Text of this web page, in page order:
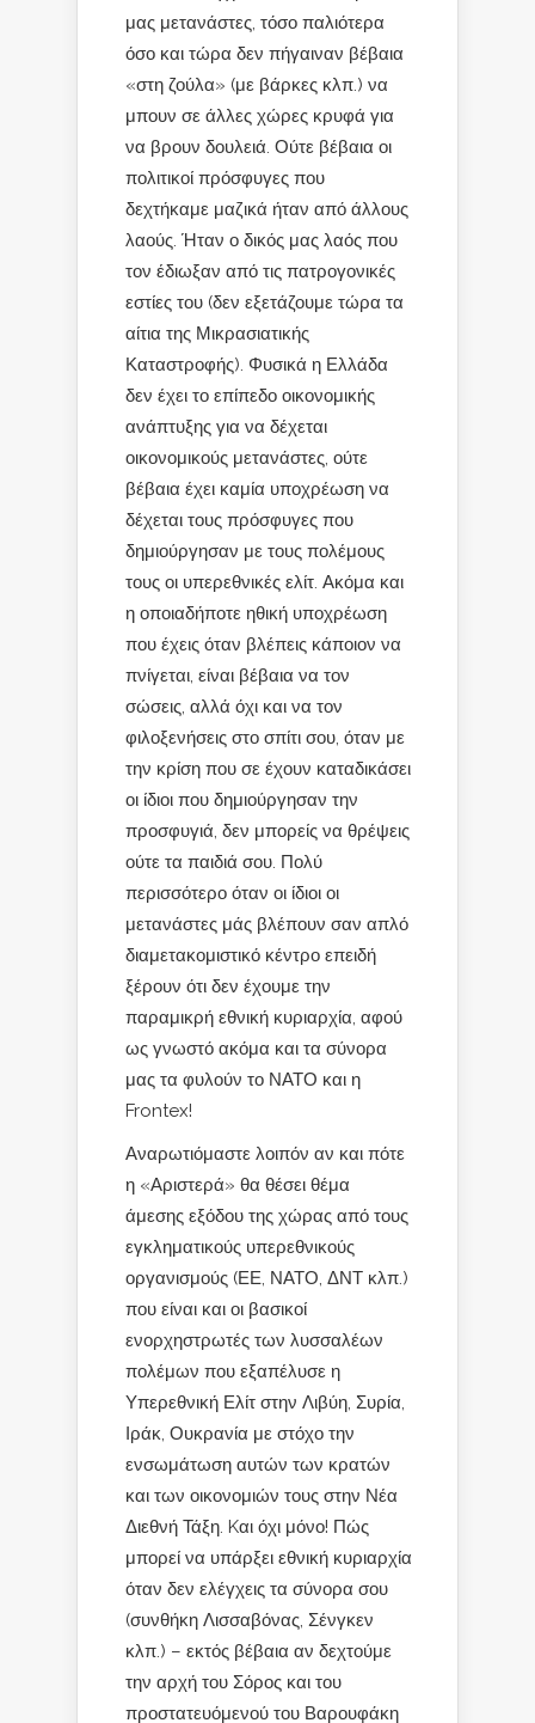
μας μετανάστες, τόσο παλιότερα
όσο και τώρα δεν πήγαιναν βέβαια
«στη ζούλα» (με βάρκες κλπ.) να
μπουν σε άλλες χώρες κρυφά για
να βρουν δουλειά. Ούτε βέβαια οι
πολιτικοί πρόσφυγες που
δεχτήκαμε μαζικά ήταν από άλλους
λαούς. Ήταν ο δικός μας λαός που
τον έδιωξαν από τις πατρογονικές
εστίες του (δεν εξετάζουμε τώρα τα
αίτια της Μικρασιατικής
Καταστροφής). Φυσικά η Ελλάδα
δεν έχει το επίπεδο οικονομικής
ανάπτυξης για να δέχεται
οικονομικούς μετανάστες, ούτε
βέβαια έχει καμία υποχρέωση να
δέχεται τους πρόσφυγες που
δημιούργησαν με τους πολέμους
τους οι υπερεθνικές ελίτ. Ακόμα και
η οποιαδήποτε ηθική υποχρέωση
που έχεις όταν βλέπεις κάποιον να
πνίγεται, είναι βέβαια να τον
σώσεις, αλλά όχι και να τον
φιλοξενήσεις στο σπίτι σου, όταν με
την κρίση που σε έχουν καταδικάσει
οι ίδιοι που δημιούργησαν την
προσφυγιά, δεν μπορείς να θρέψεις
ούτε τα παιδιά σου. Πολύ
περισσότερο όταν οι ίδιοι οι
μετανάστες μάς βλέπουν σαν απλό
διαμετακομιστικό κέντρο επειδή
ξέρουν ότι δεν έχουμε την
παραμικρή εθνική κυριαρχία, αφού
ως γνωστό ακόμα και τα σύνορα
μας τα φυλούν το ΝΑΤΟ και η
Frontex!
Αναρωτιόμαστε λοιπόν αν και πότε
η «Αριστερά» θα θέσει θέμα
άμεσης εξόδου της χώρας από τους
εγκληματικούς υπερεθνικούς
οργανισμούς (ΕΕ, ΝΑΤΟ, ΔΝΤ κλπ.)
που είναι και οι βασικοί
ενορχηστρωτές των λυσσαλέων
πολέμων που εξαπέλυσε η
Υπερεθνική Ελίτ στην Λιβύη, Συρία,
Ιράκ, Ουκρανία με στόχο την
ενσωμάτωση αυτών των κρατών
και των οικονομιών τους στην Νέα
Διεθνή Τάξη. Kαι όχι μόνο! Πώς
μπορεί να υπάρξει εθνική κυριαρχία
όταν δεν ελέγχεις τα σύνορα σου
(συνθήκη Λισσαβόνας, Σένγκεν
κλπ.) – εκτός βέβαια αν δεχτούμε
την αρχή του Σόρος και του
προστατευόμενού του Βαρουφάκη